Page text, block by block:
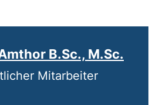
B.Sc., M.Sc.
Mitarbeiter